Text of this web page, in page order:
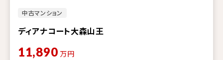
中古マンション
ディアナコート大森山王
11,890 万円